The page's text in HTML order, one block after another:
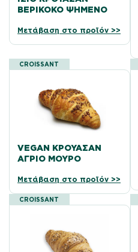
ΒΕΡΊΚΟΚΟ ΨΗΜΈΝΟ
Μετάβαση στο προϊόν >>
CROISSANT
VEGAN ΚΡΟΥΑΣΆΝ
ΆΓΡΙΟ ΜΟΎΡΟ
Μετάβαση στο προϊόν >>
CROISSANT